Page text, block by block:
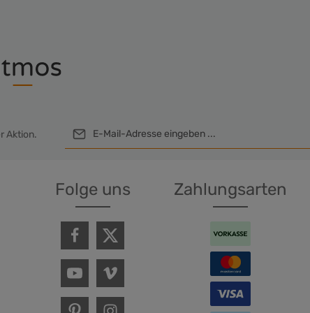
Aktion.
einverstanden.
Um weiterzugehen, geben Sie die oben abgebildeten
Folge uns Zahlungsarten